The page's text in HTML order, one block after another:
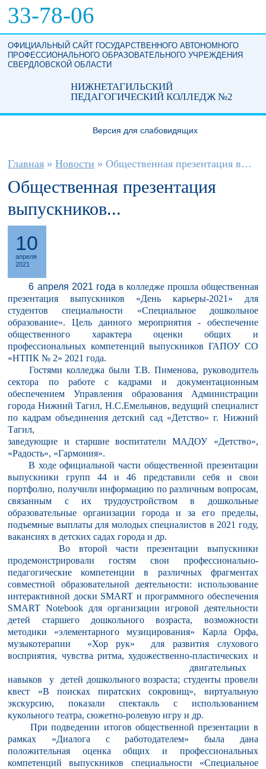
33-78-06
ОФИЦИАЛЬНЫЙ САЙТ ГОСУДАРСТВЕННОГО АВТОНОМНОГО
ПРОФЕССИОНАЛЬНОГО ОБРАЗОВАТЕЛЬНОГО УЧРЕЖДЕНИЯ
СВЕРДЛОВСКОЙ ОБЛАСТИ
НИЖНЕТАГИЛЬСКИЙ
ПЕДАГОГИЧЕСКИЙ КОЛЛЕДЖ №2
Версия для слабовидящих
Вы здесь
Главная » Новости » Общественная презентация выпускников...
Общественная презентация
выпускников...
10
апреля
2021
6 апреля 2021 года в колледже прошла общественная
презентация выпускников «День карьеры-2021» для
студентов специальности «Специальное дошкольное
образование». Цель данного мероприятия - обеспечение
общественного характера оценки общих и
профессиональных компетенций выпускников ГАПОУ СО
«НТПК № 2» 2021 года.
Гостями колледжа были Т.В. Пименова, руководитель
сектора по работе с кадрами и документационным
обеспечением Управления образования Администрации
города Нижний Тагил, Н.С.Емельянов, ведущий специалист
по кадрам объединения детский сад «Детство» г. Нижний
Тагил,
заведующие и старшие воспитатели МАДОУ «Детство»,
«Радость», «Гармония».
В ходе официальной части общественной презентации
выпускники групп 44 и 46 представили себя и свои
портфолио, получили информацию по различным вопросам,
связанным с их трудоустройством в дошкольные
образовательные организации города и за его пределы,
подъемные выплаты для молодых специалистов в 2021 году,
вакансиях в детских садах города и др.
Во второй части презентации выпускники
продемонстрировали гостям свои профессионально-
педагогические компетенции в различных фрагментах
совместной образовательной деятельности: использование
интерактивной доски SMART и программного обеспечения
SMART Notebook для организации игровой деятельности
детей старшего дошкольного возраста, возможности
методики «элементарного музицирования» Карла Орфа,
музыкотерапии «Хор рук» для развития слухового
восприятия, чувства ритма, художественно-пластических и
двигательных
навыков у детей дошкольного возраста; студенты провели
квест «В поисках пиратских сокровищ», виртуальную
экскурсию, показали спектакль с использованием
кукольного театра, сюжетно-ролевую игру и др.
При подведении итогов общественной презентации в
рамках «Диалога с работодателем» была дана
положительная оценка общих и профессиональных
компетенций выпускников специальности «Специальное